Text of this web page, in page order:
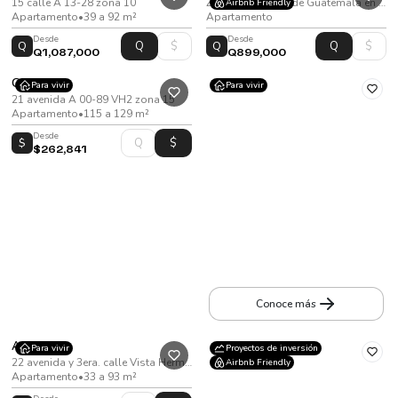
Apartamento•39 a 92 m²
Q
Desde
Q1,087,000
Airbnb Friendly
Apartamento
Q
Desde
Q899,000
Para vivir
Ginza
21 avenida A 00-89 VH2 zona 15
Apartamento•115 a 129 m²
$
Desde
$262,841
Para vivir
Conoce más
Para vivir
Acres
22 avenida y 3era. calle Vista Hermosa I zona 15
Apartamento•33 a 93 m²
Proyectos de inversión
Airbnb Friendly